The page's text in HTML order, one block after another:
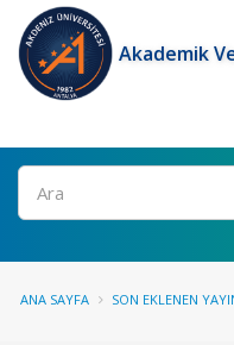
Akademik
Ara
ANA SAYFA SON EKLENEN